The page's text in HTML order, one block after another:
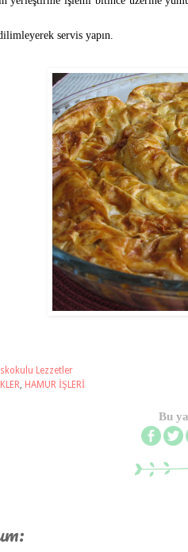
servis yapın.
Lezzetler
, HAMUR İŞLERİ
Bu